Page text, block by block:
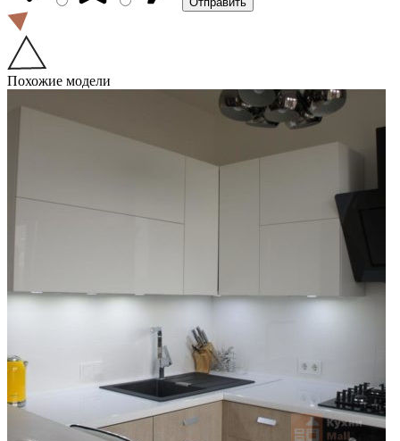
Похожие модели